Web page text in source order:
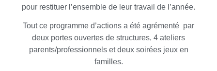
pour restituer l’ensemble de leur travail de l’année.
Tout ce programme d’actions a été agrémenté par
deux portes ouvertes de structures, 4 ateliers
parents/professionnels et deux soirées jeux en
familles.